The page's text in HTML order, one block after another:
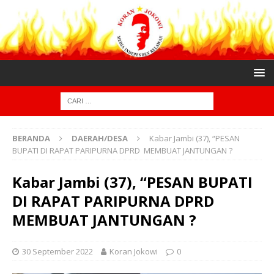
BERANDA DAERAH/DESA
Kabar Jambi (37), “PESAN
BUPATI DI RAPAT PARIPURNA DPRD MEMBUAT JANTUNGAN ?
Kabar Jambi (37), “PESAN BUPATI
DI RAPAT PARIPURNA DPRD
MEMBUAT JANTUNGAN ?
30 September 2022 Koran Jokowi 0